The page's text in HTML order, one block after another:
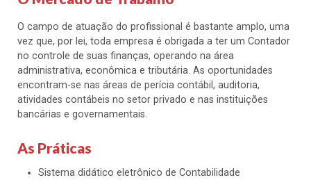
O campo de atuação do profissional é bastante amplo, uma
vez que, por lei, toda empresa é obrigada a ter um Contador
no controle de suas finanças, operando na área
administrativa, econômica e tributária. As oportunidades
encontram-se nas áreas de perícia contábil, auditoria,
atividades contábeis no setor privado e nas instituições
bancárias e governamentais.
As Práticas
Sistema didático eletrônico de Contabilidade